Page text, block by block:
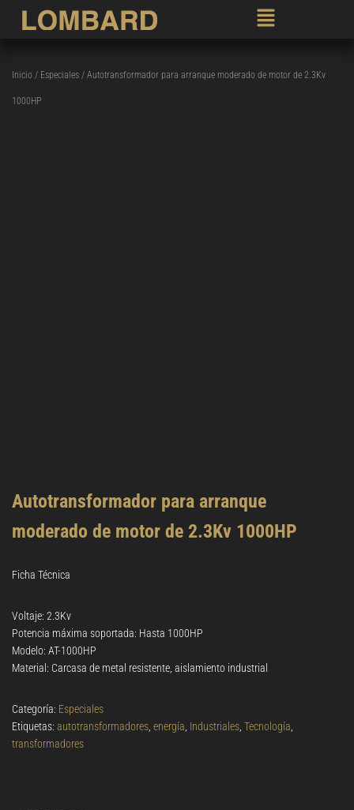
Inicio / Especiales / Autotransformador para arranque moderado de motor de 2.3Kv
1000HP
Autotransformador para arranque
moderado de motor de 2.3Kv 1000HP
Ficha Técnica
Voltaje: 2.3Kv
Potencia máxima soportada: Hasta 1000HP
Modelo: AT-1000HP
Material: Carcasa de metal resistente, aislamiento industrial
Categoría: Especiales
Etiquetas: autotransformadores energía Industriales Tecnología
transformadores